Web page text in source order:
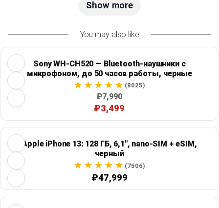
Show more
You may also like
Sony WH-CH520 — Bluetooth-наушники с
микрофоном, до 50 часов работы, черные
(8025)
₽7,990
₽3,499
Apple iPhone 13: 128 ГБ, 6,1", nano-SIM + eSIM,
черный
(7506)
₽47,999